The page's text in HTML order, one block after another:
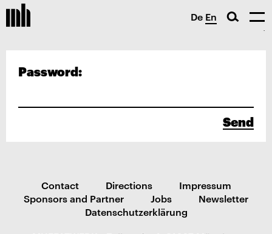
De En
Password:
Send
Contact Directions
Impressum
Sponsors and Partner
Jobs
Newsletter
Datenschutzerklärung